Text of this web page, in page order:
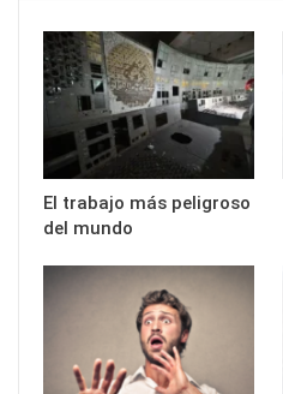
El trabajo más peligroso
del mundo